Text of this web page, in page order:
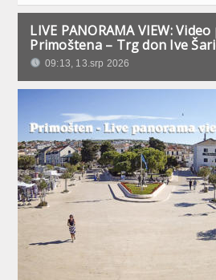
LIVE PANORAMA VIEW:
Primoštena – Trg don Ive
09:13, 13.srp 2026